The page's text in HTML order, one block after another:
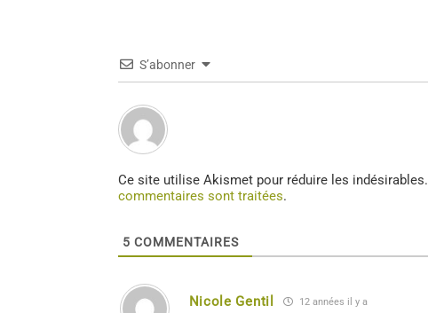
S’abonner
Ce site utilise Akismet pour réduire les indésirables.
commentaires sont traitées.
5 COMMENTAIRES
Nicole Gentil 12 années il y a